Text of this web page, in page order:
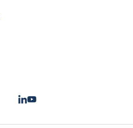
LinkedIn
Youtube